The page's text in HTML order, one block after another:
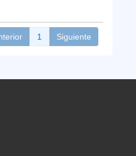
1 Siguiente